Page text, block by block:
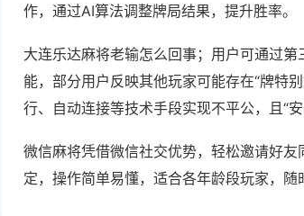
作，通过AI算法调整牌局结果，提升胜率。
大连乐达麻将老输怎么回事；用户可通过第
能，部分用户反映其他玩家可能存在“牌特
行、自动连接等技术手段实现不平公，且“安
微信麻将凭借微信社交优势，轻松邀请好
定，操作简单易懂，适合各年龄段玩家，随